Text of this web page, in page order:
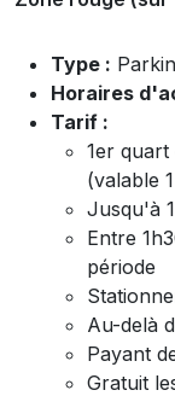
Type :
Horaires
Tarif :
1er quart
(valable
Jusqu'à
Entre
période
Au-delà
Payant
Gratuit